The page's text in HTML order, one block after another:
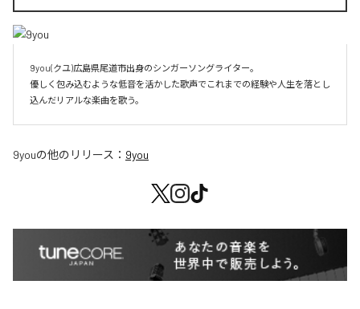
9you(クユ)広島県尾道市出身のシンガーソングライター。
優しく包み込むような低音を活かした歌声でこれまでの経験や人生を落とし
込んだリアルな楽曲を歌う。
9youの他のリリース： 9you